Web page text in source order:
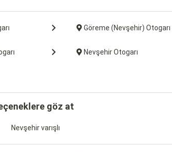
Göreme (Nevşehir) Otogarı
Nevşehir Otogarı
göz at
Nevşehir varışlı